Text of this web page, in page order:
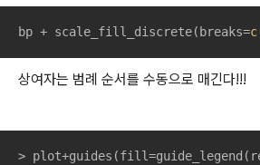
bp + scale_fill_discrete(breaks=c
상여자는 범례 순서를 수동으로 매긴다!!!
>